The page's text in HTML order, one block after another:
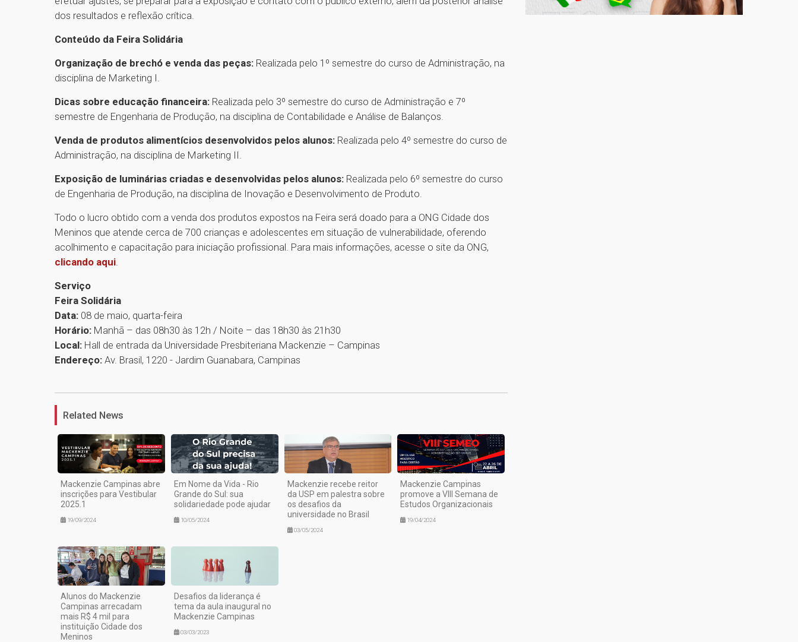
dos resultados e reflexão crítica.
Conteúdo da Feira Solidária
Organização de brechó e venda das peças: Realizada pelo 1º semestre do curso de Administração, na
disciplina de Marketing I.
Dicas sobre educação financeira: Realizada pelo 3º semestre do curso de Administração e 7º
semestre de Engenharia de Produção, na disciplina de Contabilidade e Análise de Balanços.
Venda de produtos alimentícios desenvolvidos pelos alunos: Realizada pelo 4º semestre do curso de
Administração, na disciplina de Marketing II.
Exposição de luminárias criadas e desenvolvidas pelos alunos: Realizada pelo 6º semestre do curso
de Engenharia de Produção, na disciplina de Inovação e Desenvolvimento de Produto.
Todo o lucro obtido com a venda dos produtos expostos na Feira será doado para a ONG Cidade dos
Meninos que atende cerca de 700 crianças e adolescentes em situação de vulnerabilidade, oferendo
acolhimento e capacitação para iniciação profissional. Para mais informações, acesse o site da ONG,
clicando aqui.
Serviço
Feira Solidária
Data: 08 de maio, quarta-feira
Horário: Manhã – das 08h30 às 12h / Noite – das 18h30 às 21h30
Local: Hall de entrada da Universidade Presbiteriana Mackenzie – Campinas
Endereço: Av. Brasil, 1220 - Jardim Guanabara, Campinas
1
Related News
Mackenzie Campinas abre
inscrições para Vestibular
2025.1
19/09/2024
Em Nome da Vida - Rio
Grande do Sul: sua
solidariedade pode ajudar
10/05/2024
Mackenzie recebe reitor
da USP em palestra sobre
os desafios da
universidade no Brasil
03/05/2024
Mackenzie Campinas
promove a VIII Semana de
Estudos Organizacionais
19/04/2024
Alunos do Mackenzie
Campinas arrecadam
mais R$ 4 mil para
instituição Cidade dos
Meninos
Desafios da liderança é
tema da aula inaugural no
Mackenzie Campinas
03/03/2023